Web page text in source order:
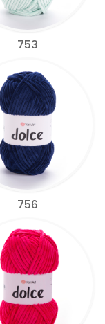
753
756